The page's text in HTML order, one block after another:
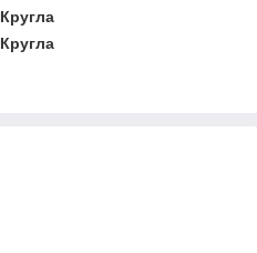
Кругла
Кругла